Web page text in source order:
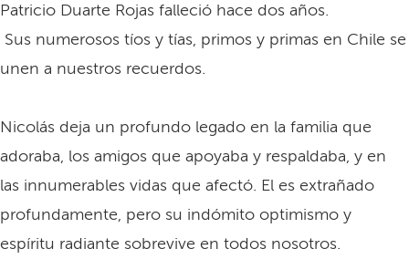
Patricio Duarte Rojas falleció hace dos años.
Sus numerosos tíos y tías, primos y primas en Chile se
unen a nuestros recuerdos.
Nicolás deja un profundo legado en la familia que
adoraba, los amigos que apoyaba y respaldaba, y en
las innumerables vidas que afectó. El es extrañado
profundamente, pero su indómito optimismo y
espíritu radiante sobrevive en todos nosotros.